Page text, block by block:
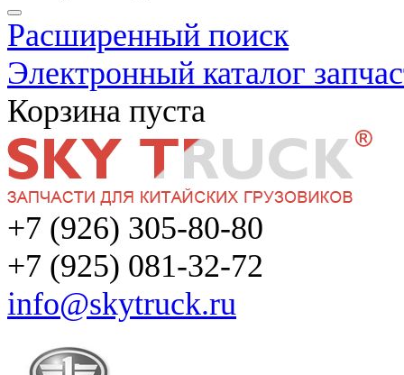
Расширенный поиск
Электронный каталог
Корзина пуста
+7 (926) 305-80-80
+7 (925) 081-32-72
info@skytruck.ru